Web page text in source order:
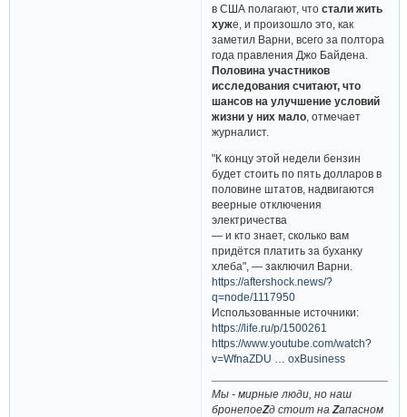
в США полагают, чтостали жить
хуже, и произошло это, как
заметил Варни, всего за полтора
года правления Джо Байдена.
Половина участников
исследования считают, что
шансов на улучшение условий
жизни у них мало , отмечает
журналист.
"К концу этой недели бензин
будет стоить по пять долларов в
половине штатов, надвигаются
веерные отключения
электричества
— и кто знает, сколько вам
придётся платить за буханку
хлеба", — заключил Варни.
https://aftershock.news/?
q=node/1117950
Использованные источники:
https://life.ru/p/1500261
https://www.youtube.com/watch?
v=WfnaZDU … oxBusiness
Мы - мирные люди, но наш
бронепоеZд стоит наZапасном